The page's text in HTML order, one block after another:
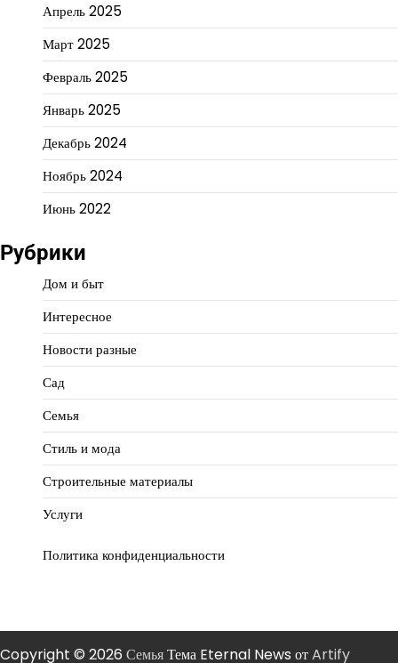
Апрель 2025
Март 2025
Февраль 2025
Январь 2025
Декабрь 2024
Ноябрь 2024
Июнь 2022
Рубрики
Дом и быт
Интересное
Новости разные
Сад
Семья
Стиль и мода
Строительные материалы
Услуги
Политика конфиденциальности
Copyright © 2026 СемьяТема Eternal News отArtify